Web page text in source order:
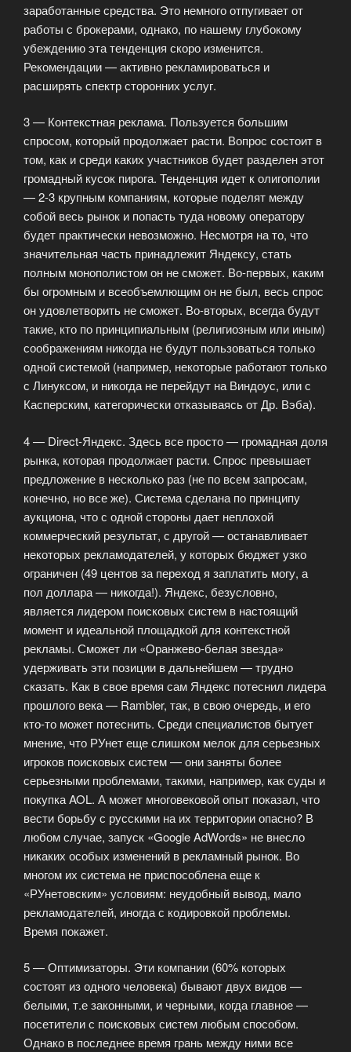
заработанные средства. Это немного отпугивает от
работы с брокерами, однако, по нашему глубокому
убеждению эта тенденция скоро изменится.
Рекомендации — активно рекламироваться и
расширять спектр сторонних услуг.
3 — Контекстная реклама. Пользуется большим
спросом, который продолжает расти. Вопрос состоит в
том, как и среди каких участников будет разделен этот
громадный кусок пирога. Тенденция идет к олигополии
— 2-3 крупным компаниям, которые поделят между
собой весь рынок и попасть туда новому оператору
будет практически невозможно. Несмотря на то, что
значительная часть принадлежит Яндексу, стать
полным монополистом он не сможет. Во-первых, каким
бы огромным и всеобъемлющим он не был, весь спрос
он удовлетворить не сможет. Во-вторых, всегда будут
такие, кто по принципиальным (религиозным или иным)
соображениям никогда не будут пользоваться только
одной системой (например, некоторые работают только
с Линуксом, и никогда не перейдут на Виндоус, или с
Касперским, категорически отказываясь от Др. Вэба).
4 — Direct-Яндекс. Здесь все просто — громадная доля
рынка, которая продолжает расти. Спрос превышает
предложение в несколько раз (не по всем запросам,
конечно, но все же). Система сделана по принципу
аукциона, что с одной стороны дает неплохой
коммерческий результат, с другой — останавливает
некоторых рекламодателей, у которых бюджет узко
ограничен (49 центов за переход я заплатить могу, а
пол доллара — никогда!). Яндекс, безусловно,
является лидером поисковых систем в настоящий
момент и идеальной площадкой для контекстной
рекламы. Сможет ли «Оранжево-белая звезда»
удерживать эти позиции в дальнейшем — трудно
сказать. Как в свое время сам Яндекс потеснил лидера
прошлого века — Rambler, так, в свою очередь, и его
кто-то может потеснить. Среди специалистов бытует
мнение, что РУнет еще слишком мелок для серьезных
игроков поисковых систем — они заняты более
серьезными проблемами, такими, например, как суды и
покупка AOL. А может многовековой опыт показал, что
вести борьбу с русскими на их территории опасно? В
любом случае, запуск «Google AdWords» не внесло
никаких особых изменений в рекламный рынок. Во
многом их система не приспособлена еще к
«РУнетовским» условиям: неудобный вывод, мало
рекламодателей, иногда с кодировкой проблемы.
Время покажет.
5 — Оптимизаторы. Эти компании (60% которых
состоят из одного человека) бывают двух видов —
белыми, т.е законными, и черными, когда главное —
посетители с поисковых систем любым способом.
Однако в последнее время грань между ними все